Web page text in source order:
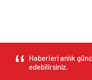
Haberleri anlık
edebilirsiniz.